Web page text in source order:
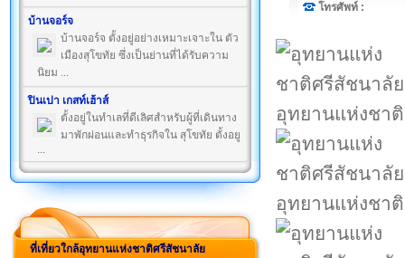
บ้านจอร์จ
บ้านจอร์จ ตั้งอยู่อย่างเหมาะเจาะใน ตัว
เมืองสุโขทัย ซึ่งเป็นย่านที่ได้รับความ
นิยม ...
ปินเปา เกสท์เฮ้าส์
ตั้งอยู่ในทำเลที่ดีเลิศสำหรับผู้ที่เดินทาง
มาพักผ่อนและทำธุรกิจใน สุโขทัย ตั้งอยู
...
ที่เที่ยวใกล้อุทยานแห่งชาติศรีสัชนาลัย
โทรศัพท์ :
อุทยานแห่งชา
อุทยานแห่งชา